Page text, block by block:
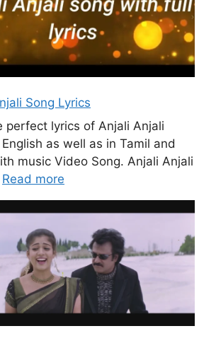
Song Lyrics
perfect lyrics of Anjali Anjali
as well as in Tamil and
music Video Song. Anjali Anjali
Read more